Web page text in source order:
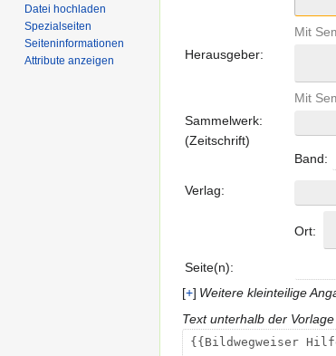
Mit
Herausgeber:
Mit
Sammelwerk:
(Zeitschrift)
Band:
Verlag:
Ort:
Seite(n):
+ Weitere kleinteilige
Text unterhalb der
Datei hochladen
Spezialseiten
Seiten­informationen
Attribute anzeigen